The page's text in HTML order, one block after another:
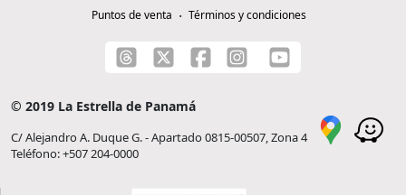
Puntos de venta
Términos y condiciones
© 2019 La Estrella de Panamá
C/ Alejandro A. Duque G. - Apartado 0815-00507, Zona 4
Teléfono: +507 204-0000